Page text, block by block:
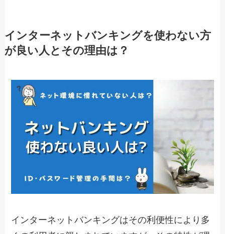
インターネットバンキングを使わない方
が良い人とその理由は？
インターネットバンキングはその利便性により多